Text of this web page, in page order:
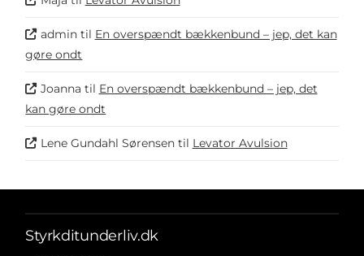
admintil En overspændt bækkenbund – jep, det kan
gøre ondt
Joanna til En overspændt bækkenbund – jep, det
kan gøre ondt
Lene Gundahl Sørensentil Levator Avulsion
Styrkditunderliv.dk